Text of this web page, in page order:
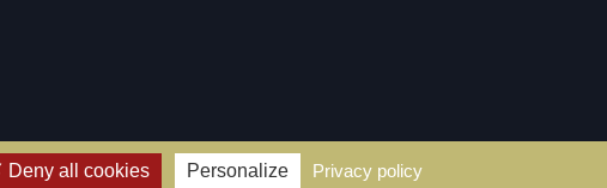
Deny all cookies Personalize Privacy policy